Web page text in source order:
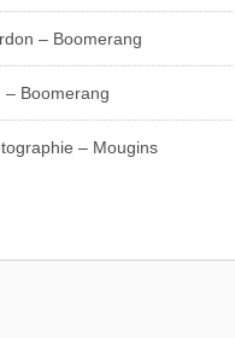
– Boomerang
– Boomerang
– Mougins